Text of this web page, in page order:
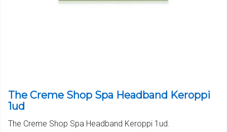
The Creme Shop Spa Headband Keroppi
1ud
The Creme Shop Spa Headband Keroppi 1ud.